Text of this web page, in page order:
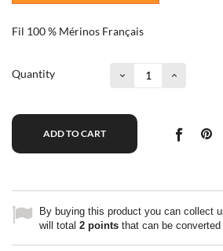
Fil 100 % Mérinos Français
Quantity
ADD TO CART
By buying this product you can collect
will total 2 points that can be